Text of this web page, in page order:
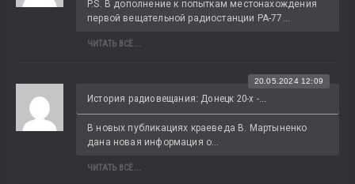
P.S. В дополнение к попыткам местонахождения
первой вещательной радиостанции РА-77...
ЧИТАТЬ ВСЁ...
История радиовещания: Донецк 20-х -...
20.05.2024 12:09
В новых публикациях краеведа В. Мартыненко
дана новая информация о...
ЧИТАТЬ ВСЁ...